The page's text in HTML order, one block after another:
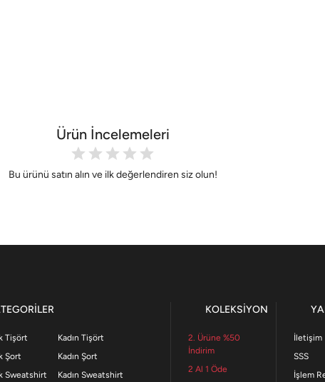
Ürün İncelemeleri
Bu ürünü satın alın ve ilk değerlendiren siz olun!
Tişört
Şort
Sweatshirt
Kadın Tişört
Kadın Şort
Kadın Sweatshirt
KOLEKSİYON
2. Ürüne %50
İndirim
2 Al 1 Öde
İletişim
SSS
İşlem